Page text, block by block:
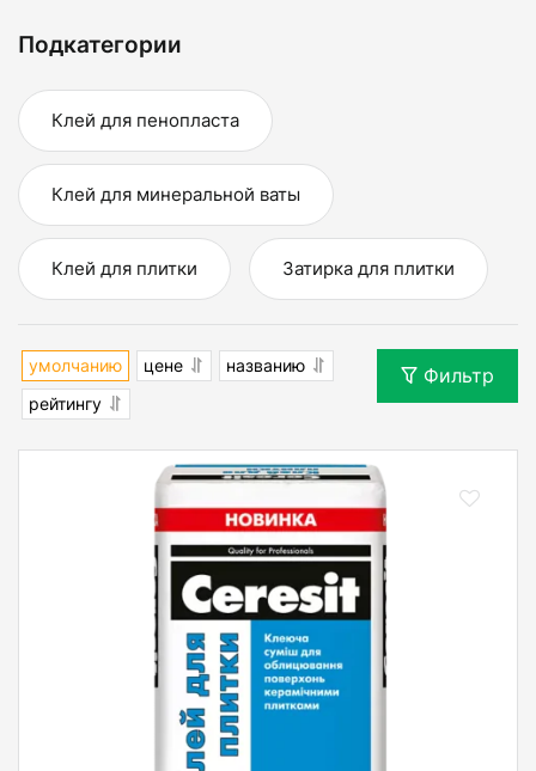
Подкатегории
Клей для пенопласта
Клей для минеральной ваты
Клей для плитки Затирка для плитки
умолчанию цене
названию
рейтингу
Фильтр